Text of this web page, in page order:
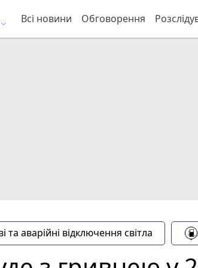
Всі новини Обговорення
та аварійні відключення світла